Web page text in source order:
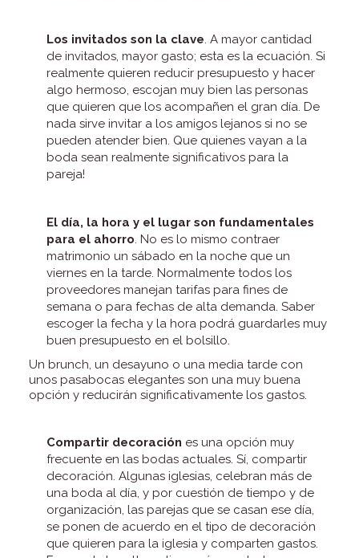
Los invitados son la clave. A mayor cantidad
de invitados, mayor gasto; esta es la ecuación. Si
realmente quieren reducir presupuesto y hacer
algo hermoso, escojan muy bien las personas
que quieren que los acompañen el gran día. De
nada sirve invitar a los amigos lejanos si no se
pueden atender bien. Que quienes vayan a la
boda sean realmente significativos para la
pareja!
El día, la hora y el lugar son fundamentales
para el ahorro. No es lo mismo contraer
matrimonio un sábado en la noche que un
viernes en la tarde. Normalmente todos los
proveedores manejan tarifas para fines de
semana o para fechas de alta demanda. Saber
escoger la fecha y la hora podrá guardarles muy
buen presupuesto en el bolsillo.
Un brunch, un desayuno o una media tarde con
unos pasabocas elegantes son una muy buena
opción y reducirán significativamente los gastos.
Compartir decoración es una opción muy
frecuente en las bodas actuales. Sí, compartir
decoración. Algunas iglesias, celebran más de
una boda al día, y por cuestión de tiempo y de
organización, las parejas que se casan ese día,
se ponen de acuerdo en el tipo de decoración
que quieren para la iglesia y comparten gastos.